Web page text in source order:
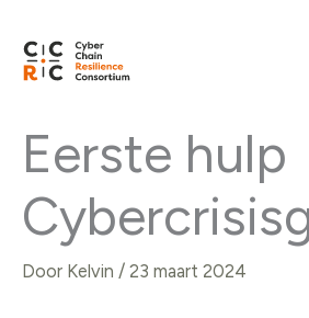
naar
Eerste hulp
Door Kelvin / 23 maart 2024